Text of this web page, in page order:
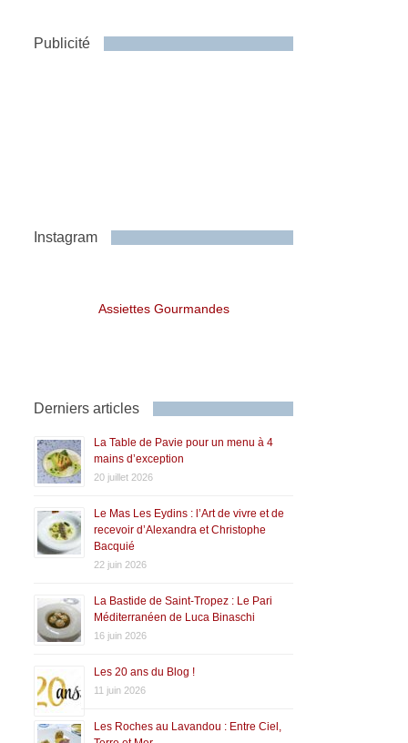
Publicité
Instagram
Assiettes Gourmandes
Derniers articles
La Table de Pavie pour un menu à 4
mains d’exception
20 juillet 2026
Le Mas Les Eydins : l’Art de vivre et de
recevoir d’Alexandra et Christophe
Bacquié
22 juin 2026
La Bastide de Saint-Tropez : Le Pari
Méditerranéen de Luca Binaschi
16 juin 2026
Les 20 ans du Blog !
11 juin 2026
Les Roches au Lavandou : Entre Ciel,